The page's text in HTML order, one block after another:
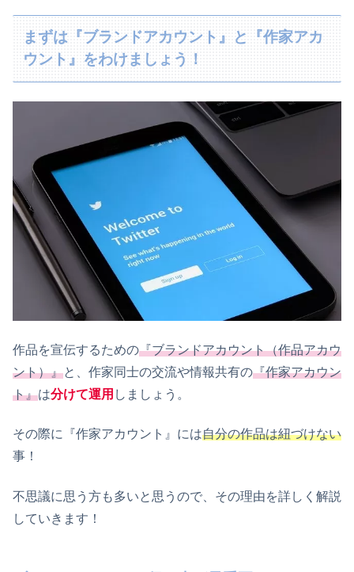
まずは『ブランドアカウント』と『作家アカ
ウント』をわけましょう！
作品を宣伝するための『ブランドアカウント（作品アカウ
ント）』と、作家同士の交流や情報共有の『作家アカウン
ト』は分けて運用 しましょう。
その際に『作家アカウント』には自分の作品は紐づけない
事！
不思議に思う方も多いと思うので、その理由を詳しく解説
していきます！